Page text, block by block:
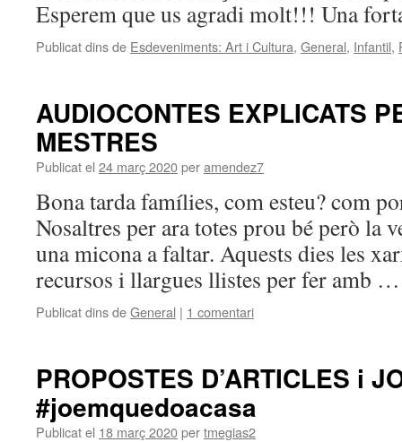
Esperem que us agradi molt!!! Una
Publicat dins de Esdeveniments: Art i Cultura, General, Infantil,
AUDIOCONTES EXPLICATS
MESTRES
Publicat el 24 març 2020peramendez7
Bona tarda famílies, com esteu? com
Nosaltres per ara totes prou bé però la
una micona a faltar. Aquests dies les
recursos i llargues llistes per fer amb
Publicat dins deGeneral | 1 comentari
PROPOSTES D’ARTICLES i
#joemquedoacasa
Publicat el 18 març 2020pertmegias2